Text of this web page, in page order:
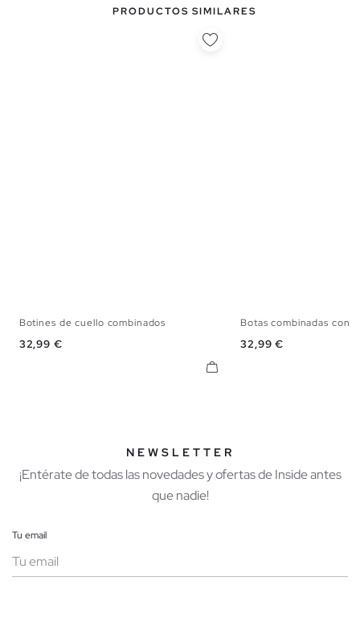
PRODUCTOS SIMILARES
Botines de cuello combinados
Precio
32,99 €
Botas combinadas con
Precio
32,99 €
NEWSLETTER
¡Entérate de todas las novedades y ofertas de Inside antes
que nadie!
Tu email